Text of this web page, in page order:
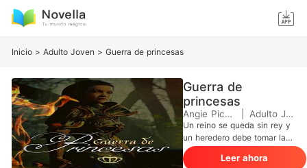
Inicio > Adulto Joven > Guerra de princesas
Guerra de
princesas
Angie Pichardo Adulto Joven
Un reino se queda sin rey y
un heredero debe tomar la
corona. ¿El problema? El rey
tuvo siete hijas, mas no tuvo
Leer ahora